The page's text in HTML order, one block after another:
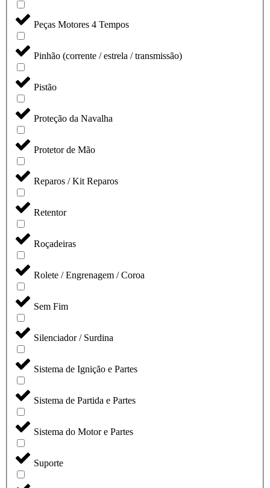
Peças Motores 4 Tempos
Pinhão (corrente / estrela / transmissão)
Pistão
Proteção da Navalha
Protetor de Mão
Reparos / Kit Reparos
Retentor
Roçadeiras
Rolete / Engrenagem / Coroa
Sem Fim
Silenciador / Surdina
Sistema de Ignição e Partes
Sistema de Partida e Partes
Sistema do Motor e Partes
Suporte